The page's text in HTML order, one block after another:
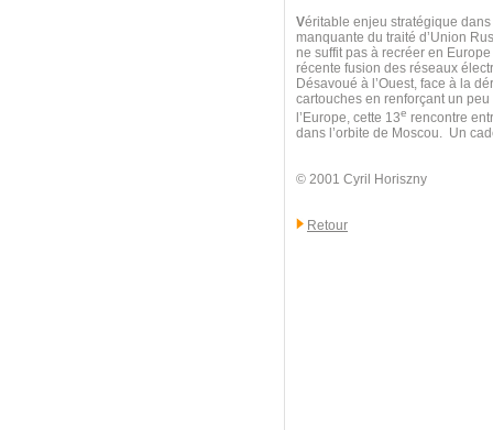
Véritable enjeu stratégique
manquante du traité d’Union
ne suffit pas à recréer en
récente fusion des réseaux
Désavoué à l’Ouest, face à la
cartouches en renforçant un
l’Europe, cette 13e rencontre
dans l’orbite de Moscou. Un
© 2001 Cyril Horiszny
Retour